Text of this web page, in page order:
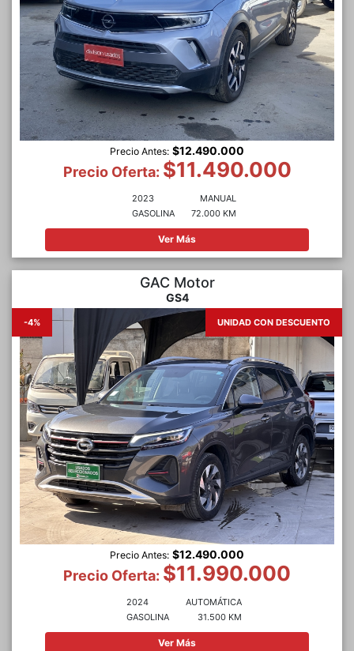
Precio Antes: $12.490.000
Precio Oferta: $11.490.000
2023
GASOLINA
MANUAL
72.000 KM
Ver Más
GAC Motor
GS4
-4% UNIDAD CON DESCUENTO
Precio Antes: $12.490.000
Precio Oferta: $11.990.000
2024
GASOLINA
AUTOMÁTICA
31.500 KM
Ver Más